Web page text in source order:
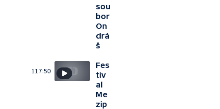
sou
bor
On
drá
š
117:50
Fes
tiv
al
Me
zip